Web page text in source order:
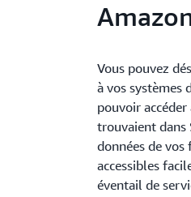
Vous pouvez
à vos systèmes
pouvoir
trouvaient dans
données de vos
accessibles
éventail de